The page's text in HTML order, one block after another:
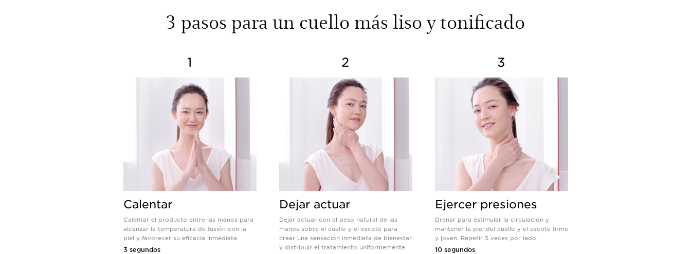
3 pasos para un cuello más liso y tonificado
1
Calentar
Calentar el producto entre las manos para
alcanzar la temperatura de fusión con la
piel y favorecer su eficacia inmediata.
3 segundos
2
Dejar actuar
Dejar actuar con el peso natural de las
manos sobre el cuello y el escote para
crear una sensación inmediata de bienestar
y distribuir el tratamiento uniformemente.
3
Ejercer presiones
Drenar para estimular la circulación y
mantener la piel del cuello y el escote firme
y joven. Repetir 5 veces por lado.
10 segundos